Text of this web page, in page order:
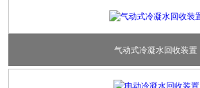
超大排量疏水器
气动式冷凝水回收装置
气动式冷凝水回收装置